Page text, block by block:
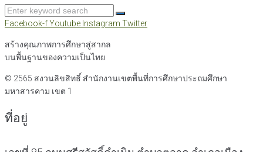
Search
for:
Facebook-fYoutube Instagram Twitter
สร้างคุณภาพการศึกษาสู่สากล
บนพื้นฐานของความเป็นไทย
© 2565 สงวนลิขสิทธิ์ สำนักงานเขตพื้นที่การศึกษาประถมศึกษา
มหาสารคาม เขต 1
ที่อยู่